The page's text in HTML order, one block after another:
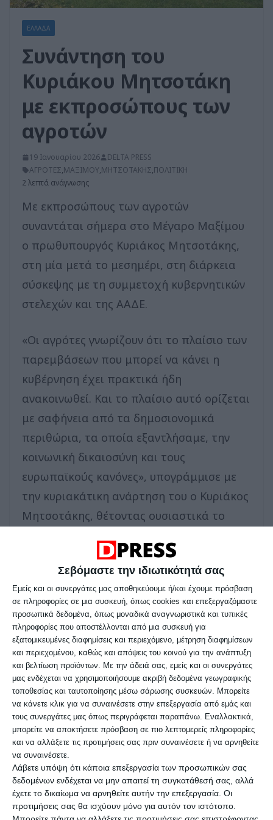
Σεβόμαστε την ιδιωτικότητά σας
Εμείς και οι συνεργάτες μας αποθηκεύουμε ή/και έχουμε πρόσβαση
σε πληροφορίες σε μια συσκευή, όπως cookies και επεξεργαζόμαστε
προσωπικά δεδομένα, όπως μοναδικά αναγνωριστικά και τυπικές
πληροφορίες που αποστέλλονται από μια συσκευή για
εξατομικευμένες διαφημίσεις και περιεχόμενο, μέτρηση διαφημίσεων
και περιεχομένου, καθώς και απόψεις του κοινού για την ανάπτυξη
και βελτίωση προϊόντων.
Με την άδειά σας, εμείς και οι συνεργάτες
μας ενδέχεται να χρησιμοποιήσουμε ακριβή δεδομένα γεωγραφικής
τοποθεσίας και ταυτοποίησης μέσω σάρωσης συσκευών. Μπορείτε
να κάνετε κλικ για να συναινέσετε στην επεξεργασία από εμάς και
τους συνεργάτες μας όπως περιγράφεται παραπάνω. Εναλλακτικά,
μπορείτε να αποκτήσετε πρόσβαση σε πιο λεπτομερείς πληροφορίες
και να αλλάξετε τις προτιμήσεις σας πριν συναινέσετε ή να αρνηθείτε
να συναινέσετε.
Λάβετε υπόψη ότι κάποια επεξεργασία των προσωπικών σας
δεδομένων ενδέχεται να μην απαιτεί τη συγκατάθεσή σας, αλλά
έχετε το δικαίωμα να αρνηθείτε αυτήν την επεξεργασία. Οι
προτιμήσεις σας θα ισχύουν μόνο για αυτόν τον ιστότοπο.
ΕΛΛΑΔΑ
Συνάντηση του
Κυριάκου Μητσοτάκη
με εκπροσώπους των
αγροτών
19 Ιανουαρίου 2026
DELTA PRESS
ΑΓΡΟΤΕΣ,ΜΑΞΙΜΟΥ,ΜΗΤΣΟΤΑΚΗΣ,ΠΟΛΙΤΙΚΗ
2 λεπτά ανάγνωσης
Με εκπροσώπους των αγροτών
συναντάται σήμερα στο Μέγαρο Μαξίμου
ο πρωθυπουργός Κυριάκος Μητσοτάκης,
στη μία μετά το μεσημέρι, στη διάρκεια
σύσκεψης με τη συμμετοχή κυβερνητικών
στελεχών και της ΑΑΔΕ.
«Οι αγρότες γνωρίζουν ότι το πλαίσιο των
παρεμβάσεων που μπορεί να κάνει η
κυβέρνηση έχει πρακτικά ήδη
ανακοινωθεί. Και το πλαίσιο αυτό ορίζεται
με σαφήνεια από τα δημοσιονομικά
περιθώρια, τα οποία εξαντλήσαμε, την
κοινωνική δικαιοσύνη και τους
ευρωπαϊκούς κανόνες», υπογράμμισε με
την κυριακάτικη ανάρτηση του ο Κυριάκος
Μητσοτάκης, θέτοντας ουσιαστικά το
αναμένεται να πραγματοποιηθεί σήμερα.
Ειδικότερα, όπως επεσήμανε: «Από την
πρώτη στιγμή ήταν ξεκάθαρο ότι η
κυβέρνηση επιλέγει τον διάλογο, αλλά
χωρίς εύκολες υποσχέσεις και χωρίς
κινήσεις που θα υπονόμευαν τη συνολική
προσπάθεια σταθερότητας της
οικονομίας. Την περασμένη Τρίτη είχα μια
ουσιαστική και ειλικρινή συζήτηση με
εκπροσώπους των αγροτών, στη διάρκεια
της οποίας ακούστηκαν όλες οι απόψεις
και εξετάστηκαν προτάσεις με βάση τις
πραγματικές δυνατότητες της οικονομίας.